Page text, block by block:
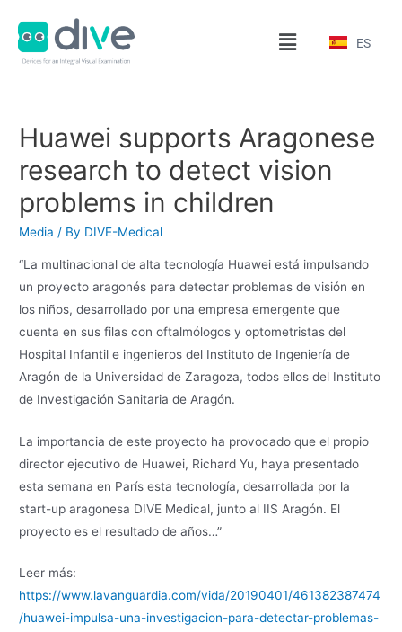
ES
Huawei supports Aragonese
research to detect vision
problems in children
Media / By DIVE-Medical
“La multinacional de alta tecnología Huawei está impulsando
un proyecto aragonés para detectar problemas de visión en
los niños, desarrollado por una empresa emergente que
cuenta en sus filas con oftalmólogos y optometristas del
Hospital Infantil e ingenieros del Instituto de Ingeniería de
Aragón de la Universidad de Zaragoza, todos ellos del Instituto
de Investigación Sanitaria de Aragón.
La importancia de este proyecto ha provocado que el propio
director ejecutivo de Huawei, Richard Yu, haya presentado
esta semana en París esta tecnología, desarrollada por la
start-up aragonesa DIVE Medical, junto al IIS Aragón. El
proyecto es el resultado de años…”
Leer más:
https://www.lavanguardia.com/vida/20190401/461382387474
/huawei-impulsa-una-investigacion-para-detectar-problemas-